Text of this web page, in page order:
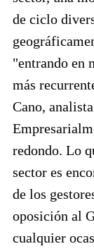
de ciclo
"entrando en
más
Cano,
redondo. Lo
sector es
de los
oposición al
cualquier